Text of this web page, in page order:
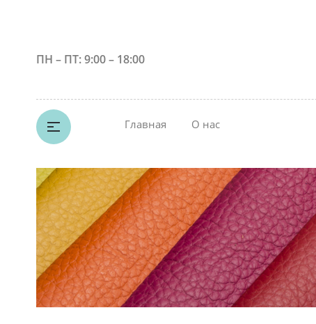
ПН – ПТ: 9:00 – 18:00
Главная О нас